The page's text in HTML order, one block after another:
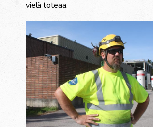
vielä toteaa.